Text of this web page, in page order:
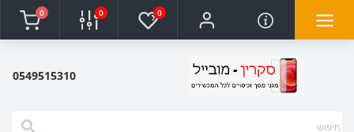
0
0
0
0549515310